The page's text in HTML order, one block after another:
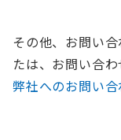
その他、お問い
たは、お問い合
弊社へのお問い合